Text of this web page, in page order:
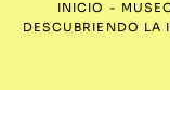
INICIO -
DESCUBRIENDO LA